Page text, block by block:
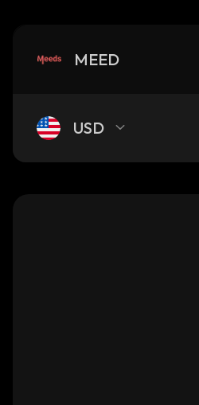
MEED
USD